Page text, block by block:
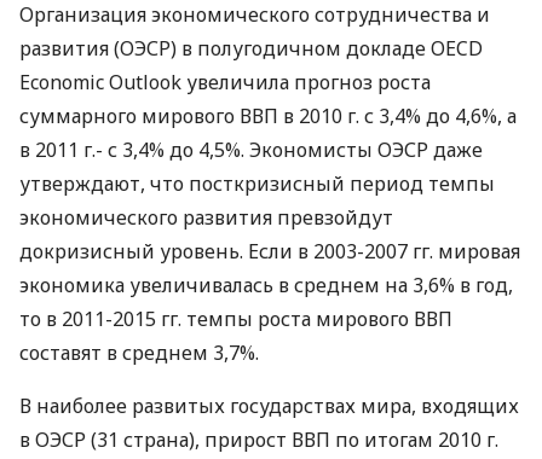
Организация экономического сотрудничества и
развития (ОЭСР) в полугодичном докладе OECD
Economic Outlook увеличила прогноз роста
суммарного мирового ВВП в 2010 г. с 3,4% до 4,6%, а
в 2011 г.- с 3,4% до 4,5%. Экономисты ОЭСР даже
утверждают, что посткризисный период темпы
экономического развития превзойдут
докризисный уровень. Если в 2003-2007 гг. мировая
экономика увеличивалась в среднем на 3,6% в год,
то в 2011-2015 гг. темпы роста мирового ВВП
составят в среднем 3,7%.
В наиболее развитых государствах мира, входящих
в ОЭСР (31 страна), прирост ВВП по итогам 2010 г.